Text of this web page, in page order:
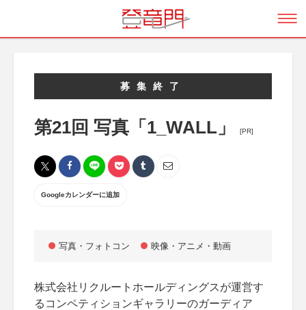
募集終了
第21回 写真「1_WALL」 [PR]
Googleカレンダーに追加
写真・フォトコン 映像・アニメ・動画
株式会社リクルートホールディングスが運営す
るコンペティションギャラリーのガーディア